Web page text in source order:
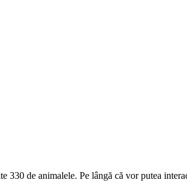
de animalele. Pe lângă că vor putea